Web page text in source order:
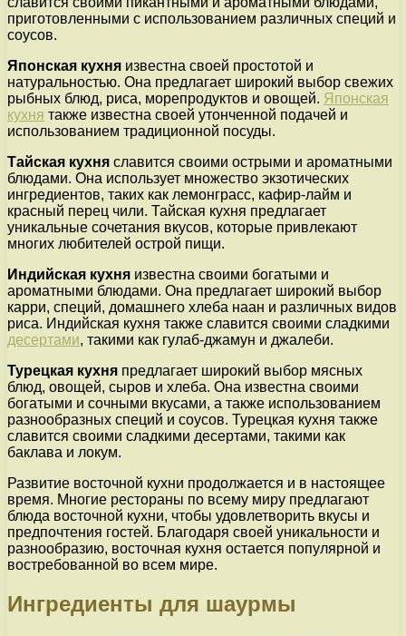
приготовленными с использованием различных специй и
соусов.
Японская кухня известна своей простотой и
натуральностью. Она предлагает широкий выбор свежих
рыбных блюд, риса, морепродуктов и овощей. Японская
кухня также известна своей утонченной подачей и
использованием традиционной посуды.
Тайская кухня славится своими острыми и ароматными
блюдами. Она использует множество экзотических
ингредиентов, таких как лемонграсс, кафир-лайм и
красный перец чили. Тайская кухня предлагает
уникальные сочетания вкусов, которые привлекают
многих любителей острой пищи.
Индийская кухня известна своими богатыми и
ароматными блюдами. Она предлагает широкий выбор
карри, специй, домашнего хлеба наан и различных видов
риса. Индийская кухня также славится своими сладкими
десертами, такими как гулаб-джамун и джалеби.
Турецкая кухня предлагает широкий выбор мясных
блюд, овощей, сыров и хлеба. Она известна своими
богатыми и сочными вкусами, а также использованием
разнообразных специй и соусов. Турецкая кухня также
славится своими сладкими десертами, такими как
баклава и локум.
Развитие восточной кухни продолжается и в настоящее
время. Многие рестораны по всему миру предлагают
блюда восточной кухни, чтобы удовлетворить вкусы и
предпочтения гостей. Благодаря своей уникальности и
разнообразию, восточная кухня остается популярной и
востребованной во всем мире.
Ингредиенты для шаурмы